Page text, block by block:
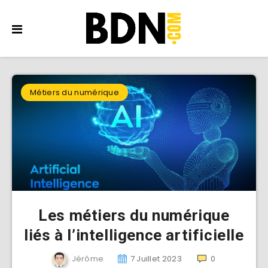
Métiers du numérique
Les métiers du numérique
liés à l’intelligence artificielle
Jérôme 7 Juillet 2023 0